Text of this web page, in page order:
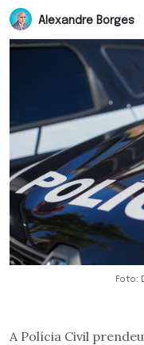
Alexandre Borges
Foto:
A Polícia Civil